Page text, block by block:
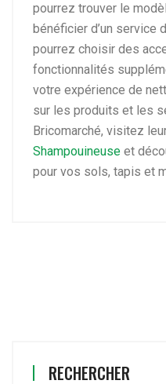
pourrez trouver le
bénéficier d’un service
pourrez choisir des
fonctionnalités
votre expérience de
sur les produits et les
Bricomarché, visitez
Shampouineuse et
pour vos sols, tapis et
RECHERCHER